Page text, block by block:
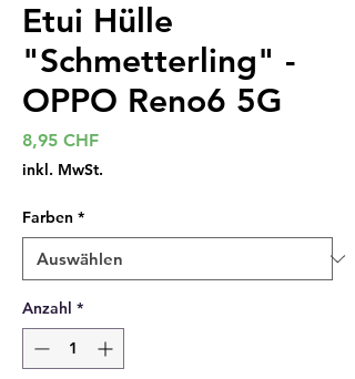
Etui Hülle
"Schmetterling" -
OPPO Reno6 5G
8,95 CHFPreis
inkl. MwSt.
Farben *
Anzahl *